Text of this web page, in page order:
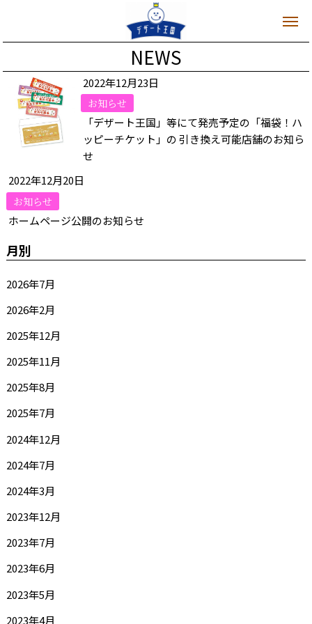
NEWS
2022年12月23日
お知らせ
「デザート王国」等にて発売予定の「福袋！ハ
ッピーチケット」の 引き換え可能店舗のお知ら
せ
2022年12月20日
お知らせ
ホームページ公開のお知らせ
月別
2026年7月
2026年2月
2025年12月
2025年11月
2025年8月
2025年7月
2024年12月
2024年7月
2024年3月
2023年12月
2023年7月
2023年6月
2023年5月
2023年4月